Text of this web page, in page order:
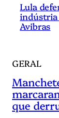
Lula
indústria
Avibras
GERAL
que